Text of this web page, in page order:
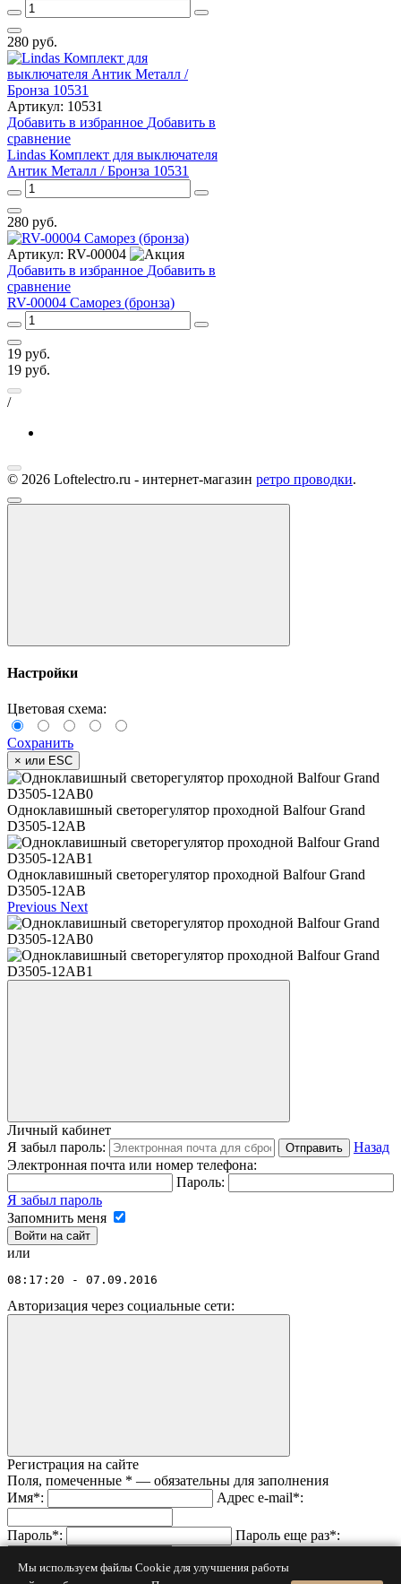
280 руб.
Артикул: 10531
Добавить в избранное Добавить в
сравнение
Lindas Комплект для выключателя
Антик Металл / Бронза 10531
280 руб.
Артикул: RV-00004
Добавить в избранное Добавить в
сравнение
RV-00004 Саморез (бронза)
19 руб.
19 руб.
/
© 2026 Loftelectro.ru - интернет-магазин ретро проводки.
Настройки
Цветовая схема:
Сохранить
× или ESC
Одноклавишный светорегулятор проходной Balfour Grand
D3505-12AB
Одноклавишный светорегулятор проходной Balfour Grand
D3505-12AB
Previous Next
Личный кабинет
Я забыл пароль:
Отправить
Назад
Электронная почта или номер телефона:
Пароль:
Я забыл пароль
Запомнить меня
или
08:17:20 - 07.09.2016
Авторизация через социальные сети:
Регистрация на сайте
Поля, помеченные * — обязательны для заполнения
Имя*: Адрес e-mail*:
Пароль*: Пароль еще раз*:
Код с картинки*:
Мы используем файлы Cookie для улучшения работы